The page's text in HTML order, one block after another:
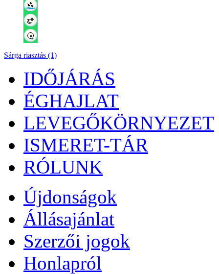
Sárga riasztás (1)
IDŐJÁRÁS
ÉGHAJLAT
LEVEGŐKÖRNYEZET
ISMERET-TÁR
RÓLUNK
Újdonságok
Állásajánlat
Szerzői jogok
Honlapról